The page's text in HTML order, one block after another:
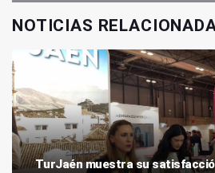
NOTICIAS
TurJaén muestra su